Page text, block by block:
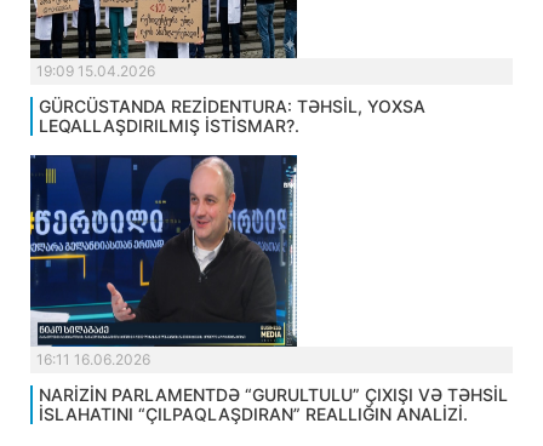
19:09 15.04.2026
GÜRCÜSTANDA REZİDENTURA: TƏHSİL, YOXSA
LEQALLAŞDIRILMIŞ İSTİSMAR?.
16:11 16.06.2026
NARİZİN PARLAMENTDƏ “GURULTULU” ÇIXIŞI VƏ TƏHSİL
İSLAHATINI “ÇILPAQLAŞDIRAN” REALLIĞIN ANALİZİ.